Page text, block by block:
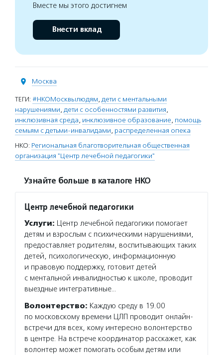
Вместе мы этого достигнем
Внести вклад
Москва
ТЕГИ: #НКОМосквылюдям, дети с ментальными
нарушениями, дети с особенностями развития,
инклюзивная среда, инклюзивное образование, помощь
семьям с детьми-инвалидами, распределенная опека
НКО: Региональная благотворительная общественная
организация "Центр лечебной педагогики"
Узнайте больше в каталоге НКО
Центр лечебной педагогики
Услуги: Центр лечебной педагогики помогает
детям и взрослым с психическими нарушениями,
предоставляет родителям, воспитывающих таких
детей, психологическую, информационную
и правовую поддержку, готовит детей
с ментальной инвалидностью к школе, проводит
выездные интегративные…
Волонтерство: Каждую среду в 19.00
по московскому времени ЦЛП проводит онлайн-
встречи для всех, кому интересно волонтерство
в центре. На встрече координатор расскажет, как
волонтер может помогать особым детям или